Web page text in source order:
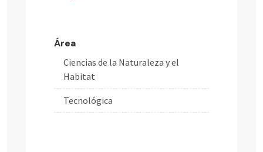
Área
Ciencias de la Naturaleza y el
Habitat
Tecnológica